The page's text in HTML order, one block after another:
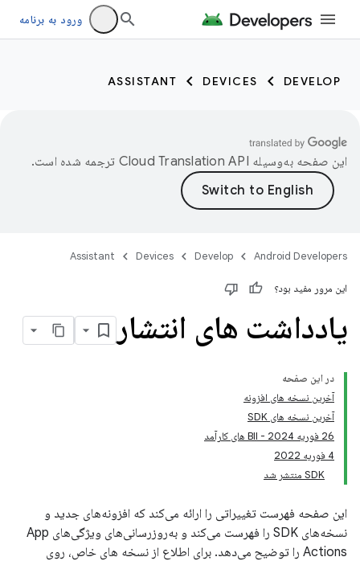
ورود به برنامه
DEVELOP
DEVICES
ASSISTANT
این صفحه به‌وسیله ترجمه شده است.
Android Developers
Develop
Devices
Assistant
این مرور مفید بود؟
یادداشت های انتشار
در این صفحه
آخرین نسخه های افزونه
آخرین نسخه های SDK
26 فوریه 2024 - BII های کارآمد
4 فوریه 2022
SDK منتشر شد
این صفحه فهرست تغییراتی را ارائه می‌کند که افزونه‌های جدید و
نسخه‌های SDK را فهرست می‌کند و به‌روزرسانی‌های ویژگی‌های App
Actions را توضیح می‌دهد. برای اطلاع از نسخه های خاص، روی